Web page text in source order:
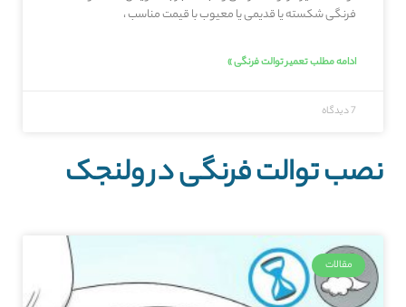
فرنگی شکسته یا قدیمی یا معیوب با قیمت مناسب ،
ادامه مطلب تعمیر توالت فرنگی »
7 دیدگاه
نصب توالت فرنگی در ولنجک
مقالات